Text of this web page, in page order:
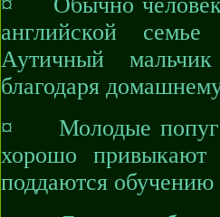
английской
Аутичный
благодаря
¤ Молодые попугаи
хорошо
поддаются